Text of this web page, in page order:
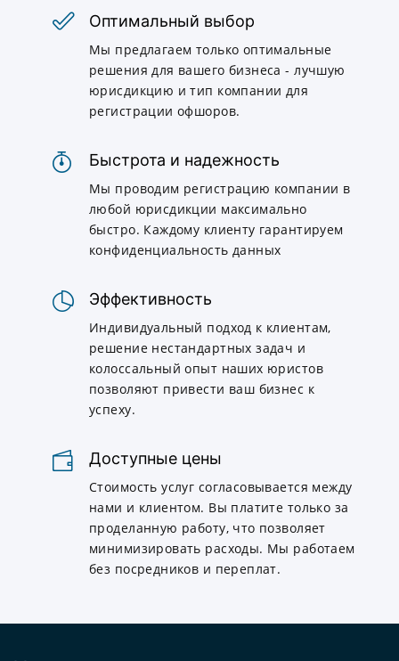
Оптимальный выбор
Мы предлагаем только оптимальные
решения для вашего бизнеса - лучшую
юрисдикцию и тип компании для
регистрации офшоров.
Быстрота и надежность
Мы проводим регистрацию компании в
любой юрисдикции максимально
быстро. Каждому клиенту гарантируем
конфиденциальность данных
Эффективность
Индивидуальный подход к клиентам,
решение нестандартных задач и
колоссальный опыт наших юристов
позволяют привести ваш бизнес к
успеху.
Доступные цены
Стоимость услуг согласовывается между
нами и клиентом. Вы платите только за
проделанную работу, что позволяет
минимизировать расходы. Мы работаем
без посредников и переплат.